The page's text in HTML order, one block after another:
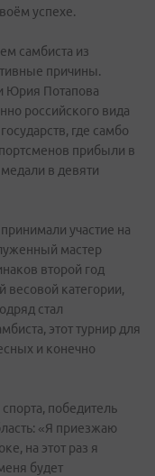
успехе.
самбиста из
причины.
Юрия Потапова
российского вида
где самбо
прибыли в
в девяти
участие на
мастер
второй год
категории,
стал
этот турнир для
и конечно
победитель
«Я приезжаю
на этот раз я
будет